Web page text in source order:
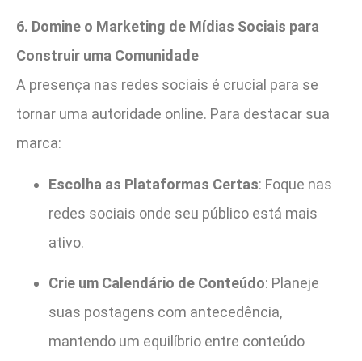
6. Domine o Marketing de Mídias Sociais para
Construir uma Comunidade
A presença nas redes sociais é crucial para se
tornar uma autoridade online. Para destacar sua
marca:
Escolha as Plataformas Certas: Foque nas
redes sociais onde seu público está mais
ativo.
Crie um Calendário de Conteúdo: Planeje
suas postagens com antecedência,
mantendo um equilíbrio entre conteúdo